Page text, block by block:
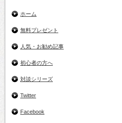
ホーム
無料プレゼント
人気・お勧め記事
初心者の方へ
対談シリーズ
Twitter
Facebook